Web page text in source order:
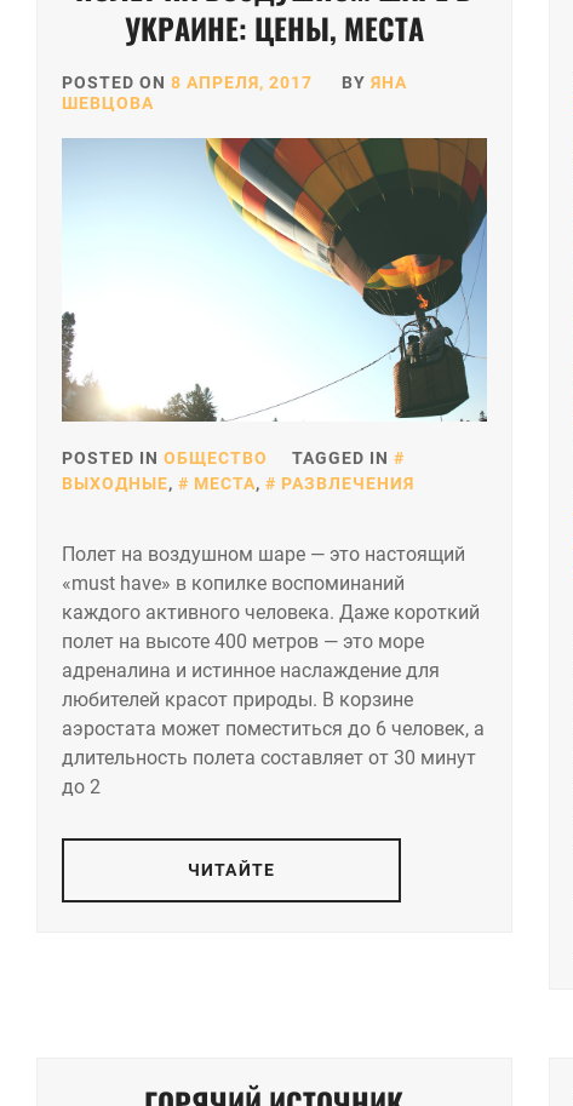
УКРАИНЕ: ЦЕНЫ, МЕСТА
POSTED ON 8 АПРЕЛЯ, 2017 BY ЯНА
ШЕВЦОВА
POSTED IN ОБЩЕСТВО
TAGGED IN
ВЫХОДНЫЕ, МЕСТА, РАЗВЛЕЧЕНИЯ
Полет на воздушном шаре — это настоящий
«must have» в копилке воспоминаний
каждого активного человека. Даже короткий
полет на высоте 400 метров — это море
адреналина и истинное наслаждение для
любителей красот природы. В корзине
аэростата может поместиться до 6 человек, а
длительность полета составляет от 30 минут
до 2
ЧИТАЙТЕ